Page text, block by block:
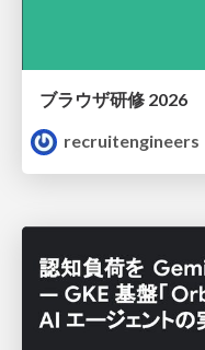
ブラウザ研修 2026
recruitengineers